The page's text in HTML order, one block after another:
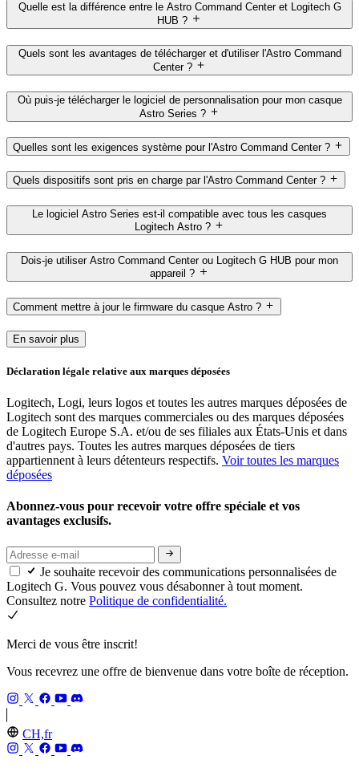
Quelle est la différence entre le Astro Command Center et Logitech G
HUB ?
Quels sont les avantages de télécharger et d'utiliser l'Astro Command
Center ?
Où puis-je télécharger le logiciel de personnalisation pour mon casque
Astro Series ?
Quelles sont les exigences système pour l'Astro Command Center ?
Quels dispositifs sont pris en charge par l'Astro Command Center ?
Le logiciel Astro Series est-il compatible avec tous les casques
Logitech Astro ?
Dois-je utiliser Astro Command Center ou Logitech G HUB pour mon
appareil ?
Comment mettre à jour le firmware du casque Astro ?
En savoir plus
Déclaration légale relative aux marques déposées
Logitech, Logi, leurs logos et toutes les autres marques déposées de
Logitech sont des marques commerciales ou des marques déposées
de Logitech Europe S.A. et/ou de ses filiales aux États-Unis et dans
d'autres pays. Toutes les autres marques déposées de tiers
appartiennent à leurs détenteurs respectifs. Voir toutes les marques
déposées
Abonnez-vous pour recevoir votre offre spéciale et vos
avantages exclusifs.
Je souhaite recevoir des communications personnalisées de
Logitech G. Vous pouvez vous désabonner à tout moment.
Consultez notre Politique de confidentialité.
Merci de vous être inscrit!
Vous recevrez une offre de bienvenue dans votre boîte de réception.
CH,fr